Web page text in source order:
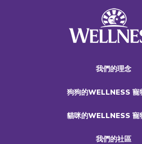
我們的理念
狗狗的WELLNESS 寵
貓咪的WELLNESS 寵
我們的社區